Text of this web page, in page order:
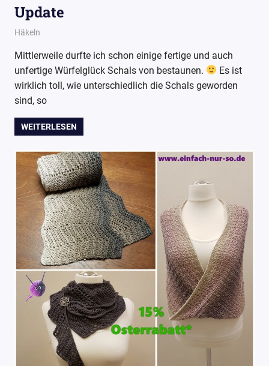
Update
21. April 2017
Wollpoesie
Häkeln
Mittlerweile durfte ich schon einige fertige und auch
unfertige Würfelglück Schals von bestaunen.
Es ist
wirklich toll, wie unterschiedlich die Schals geworden
sind, so
WEITERLESEN